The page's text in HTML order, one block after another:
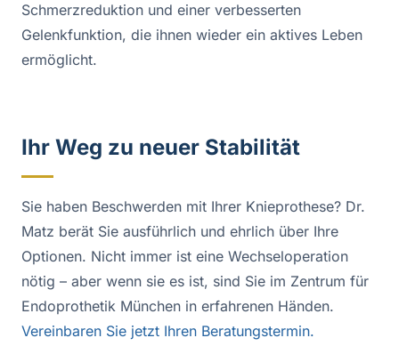
Schmerzreduktion und einer verbesserten
Gelenkfunktion, die ihnen wieder ein aktives Leben
ermöglicht.
Ihr Weg zu neuer Stabilität
Sie haben Beschwerden mit Ihrer Knieprothese? Dr.
Matz berät Sie ausführlich und ehrlich über Ihre
Optionen. Nicht immer ist eine Wechseloperation
nötig – aber wenn sie es ist, sind Sie im Zentrum für
Endoprothetik München in erfahrenen Händen.
Vereinbaren Sie jetzt Ihren Beratungstermin.